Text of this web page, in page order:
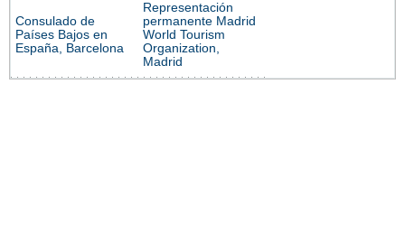
Consulado de
Países Bajos en
España, Barcelona
Representación
permanente Madrid
World Tourism
Organization,
Madrid